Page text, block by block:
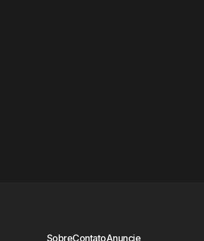
SobreContatoAnuncie